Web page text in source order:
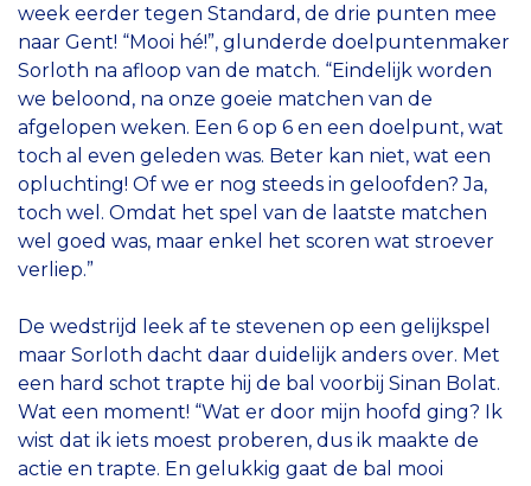
week eerder tegen Standard, de drie punten mee
naar Gent! “Mooi hé!”, glunderde doelpuntenmaker
Sorloth na afloop van de match. “Eindelijk worden
we beloond, na onze goeie matchen van de
afgelopen weken. Een 6 op 6 en een doelpunt, wat
toch al even geleden was. Beter kan niet, wat een
opluchting! Of we er nog steeds in geloofden? Ja,
toch wel. Omdat het spel van de laatste matchen
wel goed was, maar enkel het scoren wat stroever
verliep.”
De wedstrijd leek af te stevenen op een gelijkspel
maar Sorloth dacht daar duidelijk anders over. Met
een hard schot trapte hij de bal voorbij Sinan Bolat.
Wat een moment! “Wat er door mijn hoofd ging? Ik
wist dat ik iets moest proberen, dus ik maakte de
actie en trapte. En gelukkig gaat de bal mooi